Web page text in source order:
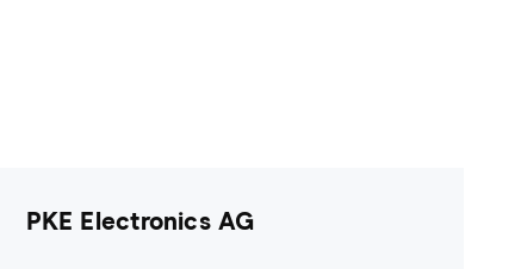
PKE Electronics AG